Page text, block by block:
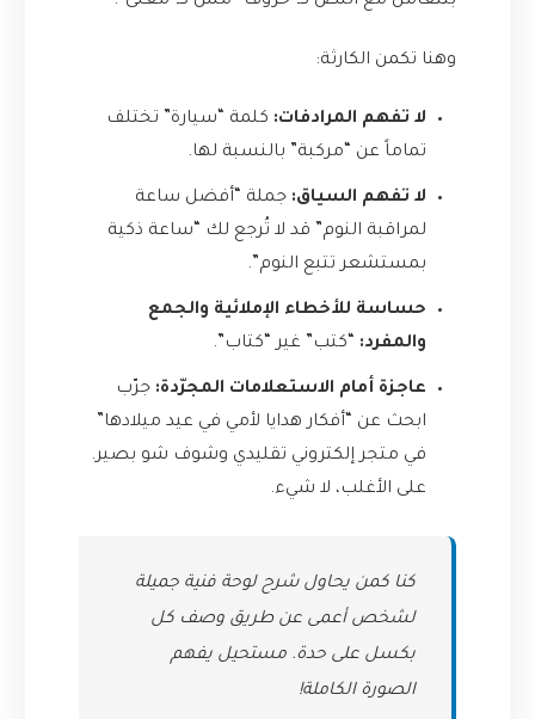
وهنا تكمن الكارثة:
لا تفهم المرادفات: كلمة “سيارة” تختلف
تماماً عن “مركبة” بالنسبة لها.
لا تفهم السياق: جملة “أفضل ساعة
لمراقبة النوم” قد لا تُرجع لك “ساعة ذكية
بمستشعر تتبع النوم”.
حساسة للأخطاء الإملائية والجمع
والمفرد: “كتب” غير “كتاب”.
عاجزة أمام الاستعلامات المجرّدة: جرّب
ابحث عن “أفكار هدايا لأمي في عيد ميلادها”
في متجر إلكتروني تقليدي وشوف شو بصير.
على الأغلب، لا شيء.
كنا كمن يحاول شرح لوحة فنية جميلة
لشخص أعمى عن طريق وصف كل
بكسل على حدة. مستحيل يفهم
الصورة الكاملة!